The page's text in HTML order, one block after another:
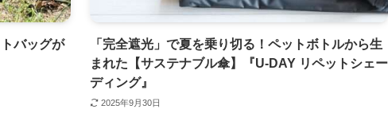
バッグが
「完全遮光」で夏を乗り切る！ペットボトルから生
まれた【サステナブル傘】『U-DAY リペットシェー
ディング』
2025年9月30日